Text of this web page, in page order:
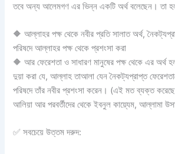
তবে অন্য আলেমগণ এর ভিন্ন একটি অর্থ বলেছেন। তা
🔶 আল্লাহর পক্ষ থেকে নবীর প্রতি সালাত অর্থ,
পরিষদে আল্লাহর পক্ষ থেকে প্রশংসা করা
🔶 আর ফেরেশতা ও সাধারণ মানুষের পক্ষ থেকে এর অর্থ
দুয়া করা যে, আল্লাহ তাআলা যেন নৈকট্যপ্রাপ্ত
পরিষদে তাঁর নবীর প্রশংসা করেন। (এই মত ব্যক্ত
আলিয়া আর পরবর্তীদের থেকে ইবনুল কায়্যেম, আল্লামা
✅ সবচেয়ে উত্তম দরুদ: